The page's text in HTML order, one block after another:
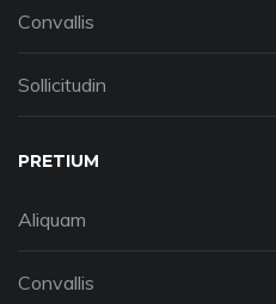
Convallis
Sollicitudin
PRETIUM
Aliquam
Convallis